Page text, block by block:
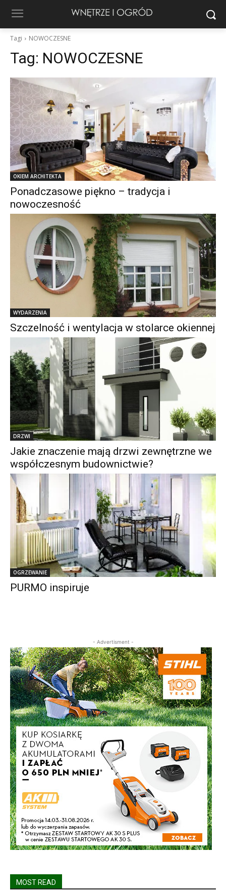
Tagi NOWOCZESNE
Tag: NOWOCZESNE
OKIEM ARCHITEKTA
Ponadczasowe piękno – tradycja i
nowoczesność
WYDARZENIA
Szczelność i wentylacja w stolarce okiennej
DRZWI
Jakie znaczenie mają drzwi zewnętrzne we
współczesnym budownictwie?
OGRZEWANIE
PURMO inspiruje
- Advertisment -
MOST READ